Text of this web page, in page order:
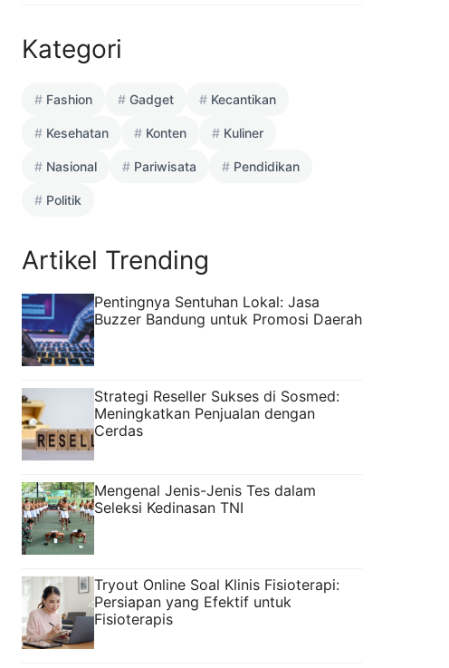
Kategori
Fashion Gadget Kecantikan
Kesehatan Konten Kuliner
Nasional Pariwisata Pendidikan
Politik
Artikel Trending
Pentingnya Sentuhan Lokal: Jasa
Buzzer Bandung untuk Promosi Daerah
Strategi Reseller Sukses di Sosmed:
Meningkatkan Penjualan dengan
Cerdas
Mengenal Jenis-Jenis Tes dalam
Seleksi Kedinasan TNI
Tryout Online Soal Klinis Fisioterapi:
Persiapan yang Efektif untuk
Fisioterapis